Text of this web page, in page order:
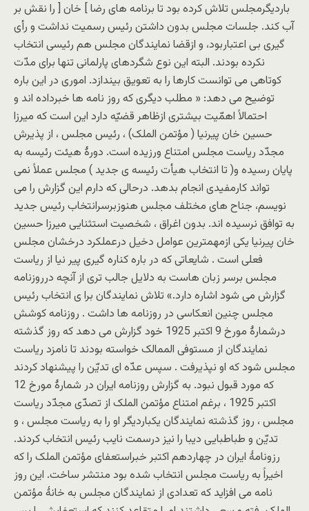
باردیگرمجلس تلاش کرده بود تا برنامه های رضا ] خان [ را نقش بر
آب کند. جلسات مجلس بدون داشتن رئیس رسمیت نداشت و رأی
گیری بی اعتباربود، و ازقضا نمایندگان مجلس هم رئیسی انتخاب
نکرده بودند. البته این نوع شگردهای پارلمانی تنها برای مدّت
کوتاهی می توانست کارها را به تعویق بیندازد. اموری در این باره
توضیح می دهد: « مطلب دیگری که روز نامه ها خبرداده اند و
احتمالاً اهمّیت بیشتری ازظاهر قضیّه دارد این است که میرزا
حسین خان پیرنیا ( مؤتمن الملک) ، رئیس مجلس ، از پذیرش
مجدّد ریاست مجلس امتناع ورزیده است. دورۀ هیئت رئیسه به
پایان رسیده و( تا انتخاب هیأت رئیسه ی جدید ) مجلس عملاً نمی
تواند کارمفیدی انجام بدهد. درحالی که دارم این گزارش را می
نویسم، جناح های مختلف مجلس هنوزبرسرانتخاب رئیس جدید
به توافق نرسیده اند. بدون اغراق ، شخصیت استثنایی میرزا حسین
خان پیرنیا یکی ازمهمترین عوامل دخیل درعملکرد درخشان مجلس
فعلی است . شایعاتی که در باره کناره گیری پیر نیا از ریاست
مجلس برسر زبان هاست به دلایل جالب تری از آنچه درروزنامه
گزارش می شود اشاره دارد.» تلاش نمایندگان برا ی انتخاب رئیس
مجلس چنین انعکاسی در روزنامه ها داشت . روزنامه کوشش
درشمارۀ مورخ 9 اکتبر 1925 خود گزارش می دهد که روز گذشته
نمایندگان از مستوفی الممالک خواسته بودند تا نامزد ریاست
مجلس شود که او نپذیرفت . سپس عدّه ای تدیّن را پیشنهاد کردند
که مورد قبول نبود. به گزارش روزنامه ایران در شمارۀ مورخ 12
اکتبر 1925 ، برغم امتناع مؤتمن الملک از تصدّی مجدّد ریاست
مجلس ، روز گذشته نمایندگان یکباردیگر او را به ریاست مجلس ، و
تدیّن و طباطبایی دیبا را نیز درسمت نایب رئیس انتخاب کردند.
رزونامۀ ایران در چهاردهم اکتبر خبراستعفای مؤتمن الملک را که
اخیراً به ریاست مجلس انتخاب شده بود منتشر ساخت. این روز
نامه می افزاید که تعدادی از نمایندگان مجلس به خانۀ مؤتمن